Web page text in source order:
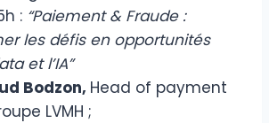
: “Paiement & Fraude :
les défis en opportunités
et l’IA”
Bodzon, Head of payment
LVMH ;